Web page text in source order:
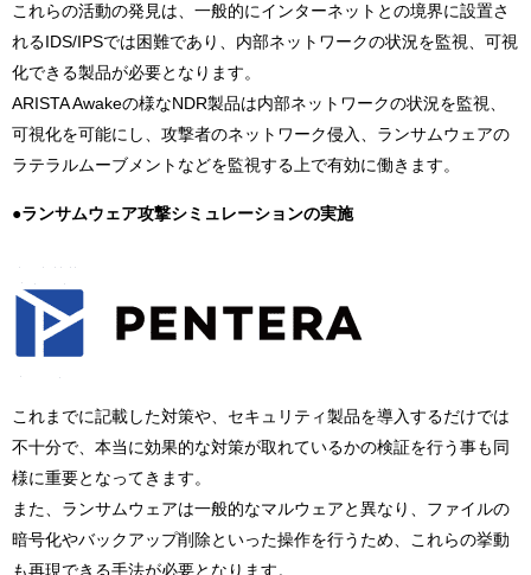
これらの活動の発見は、一般的にインターネットとの境界に設置さ
れるIDS/IPSでは困難であり、内部ネットワークの状況を監視、可視
化できる製品が必要となります。
ARISTA Awakeの様なNDR製品は内部ネットワークの状況を監視、
可視化を可能にし、攻撃者のネットワーク侵入、ランサムウェアの
ラテラルムーブメントなどを監視する上で有効に働きます。
●ランサムウェア攻撃シミュレーションの実施
これまでに記載した対策や、セキュリティ製品を導入するだけでは
不十分で、本当に効果的な対策が取れているかの検証を行う事も同
様に重要となってきます。
また、ランサムウェアは一般的なマルウェアと異なり、ファイルの
暗号化やバックアップ削除といった操作を行うため、これらの挙動
も再現できる手法が必要となります。